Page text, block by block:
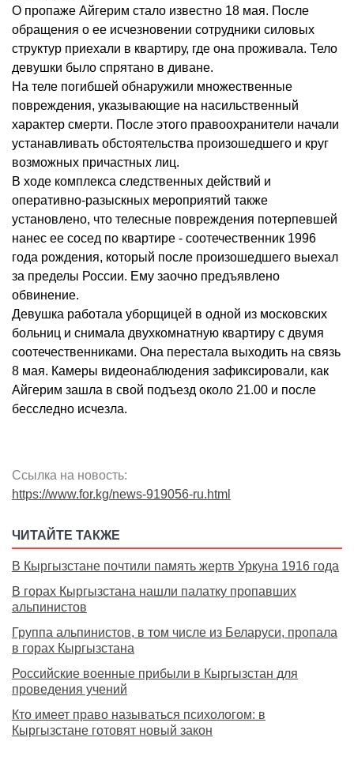
О пропаже Айгерим стало известно 18 мая. После
обращения о ее исчезновении сотрудники силовых
структур приехали в квартиру, где она проживала. Тело
девушки было спрятано в диване.
На теле погибшей обнаружили множественные
повреждения, указывающие на насильственный
характер смерти. После этого правоохранители начали
устанавливать обстоятельства произошедшего и круг
возможных причастных лиц.
В ходе комплекса следственных действий и
оперативно-разыскных мероприятий также
установлено, что телесные повреждения потерпевшей
нанес ее сосед по квартире - соотечественник 1996
года рождения, который после произошедшего выехал
за пределы России. Ему заочно предъявлено
обвинение.
Девушка работала уборщицей в одной из московских
больниц и снимала двухкомнатную квартиру с двумя
соотечественниками. Она перестала выходить на связь
8 мая. Камеры видеонаблюдения зафиксировали, как
Айгерим зашла в свой подъезд около 21.00 и после
бесследно исчезла.
Ссылка на новость:
https://www.for.kg/news-919056-ru.html
ЧИТАЙТЕ ТАКЖЕ
В Кыргызстане почтили память жертв Уркуна 1916 года
В горах Кыргызстана нашли палатку пропавших
альпинистов
Группа альпинистов, в том числе из Беларуси, пропала
в горах Кыргызстана
Российские военные прибыли в Кыргызстан для
проведения учений
Кто имеет право называться психологом: в
Кыргызстане готовят новый закон